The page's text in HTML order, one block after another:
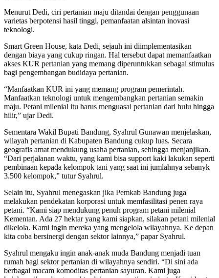
Menurut Dedi, ciri pertanian maju ditandai dengan penggunaan
varietas berpotensi hasil tinggi, pemanfaatan alsintan inovasi
teknologi.
Smart Green House, kata Dedi, sejauh ini diimplementasikan
dengan biaya yang cukup ringan. Hal tersebut dapat memanfaatkan
akses KUR pertanian yang memang diperuntukkan sebagai stimulus
bagi pengembangan budidaya pertanian.
“Manfaatkan KUR ini yang memang program pemerintah.
Manfaatkan teknologi untuk mengembangkan pertanian semakin
maju. Petani milenial itu harus menguasai pertanian dari hulu hingga
hilir,” ujar Dedi.
Sementara Wakil Bupati Bandung, Syahrul Gunawan menjelaskan,
wilayah pertanian di Kabupaten Bandung cukup luas. Secara
geografis amat mendukung usaha pertanian, sehingga menjanjikan.
“Dari perjalanan waktu, yang kami bisa support kaki lakukan seperti
pembinaan kepada kelompok tani yang saat ini jumlahnya sebanyk
3.500 kelompok,” tutur Syahrul.
Selain itu, Syahrul menegaskan jika Pemkab Bandung juga
melakukan pendekatan korporasi untuk memfasilitasi penen raya
petani. “Kami siap mendukung penuh program petani milenial
Kementan. Ada 27 hektar yang kami siapkan, silakan petani milenial
dikelola. Kami ingin mereka yang mengelola wilayahnya. Ke depan
kita coba bersinergi dengan sektor lainnya,” papar Syahrul.
Syahrul mengaku ingin anak-anak muda Bandung menjadi tuan
rumah bagi sektor pertanian di wilayahnya sendiri. “Di sini ada
berbagai macam komoditas pertanian sayuran. Kami juga